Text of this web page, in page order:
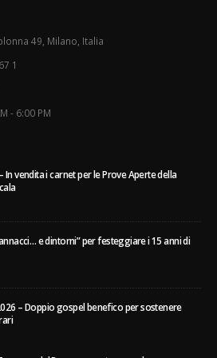
49, Milano, Italia
1
- 6:00 PM
In vendita i carnet per le Prove Aperte della
e dintorni” per festeggiare i 15 anni di
– Doppio gospel benefico per sostenere